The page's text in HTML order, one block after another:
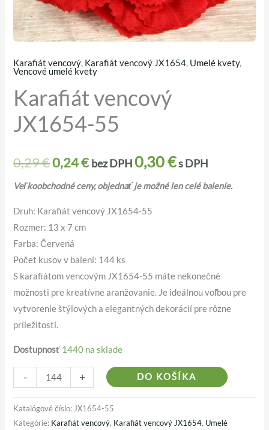
Karafiát vencový, Karafiát vencový JX1654, Umelé kvety,
Vencové umelé kvety
Karafiát vencový
JX1654-55
0,29€
Pôvodná
cena
bola:
0,24€
Aktuálna
cena
je:
bez DPH0,30€s DPH
Veľkoobchodné ceny, objednať je možné len celé balenie.
Druh: Karafiát vencový JX1654-55
Rozmer: 13 x 7 cm
Farba: Červená
Počet kusov v balení: 144 ks
S karafiátom vencovým JX1654-55 máte nekonečné
možnosti pre kreatívne aranžovanie. Je ideálnou voľbou pre
vytvorenie štýlových a elegantných dekorácií pre rôzne
príležitosti.
Dostupnosť 1440 na sklade
-
množstvo
vencový
JX1654-
55
+ DO KOŠÍKA
Katalógové číslo: JX1654-55
Kategórie: Karafiát vencový, Karafiát vencový JX1654, Umelé